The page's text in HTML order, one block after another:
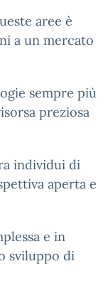
aree è
a un mercato
sempre più
preziosa
individui di
aperta e
e in
sviluppo di